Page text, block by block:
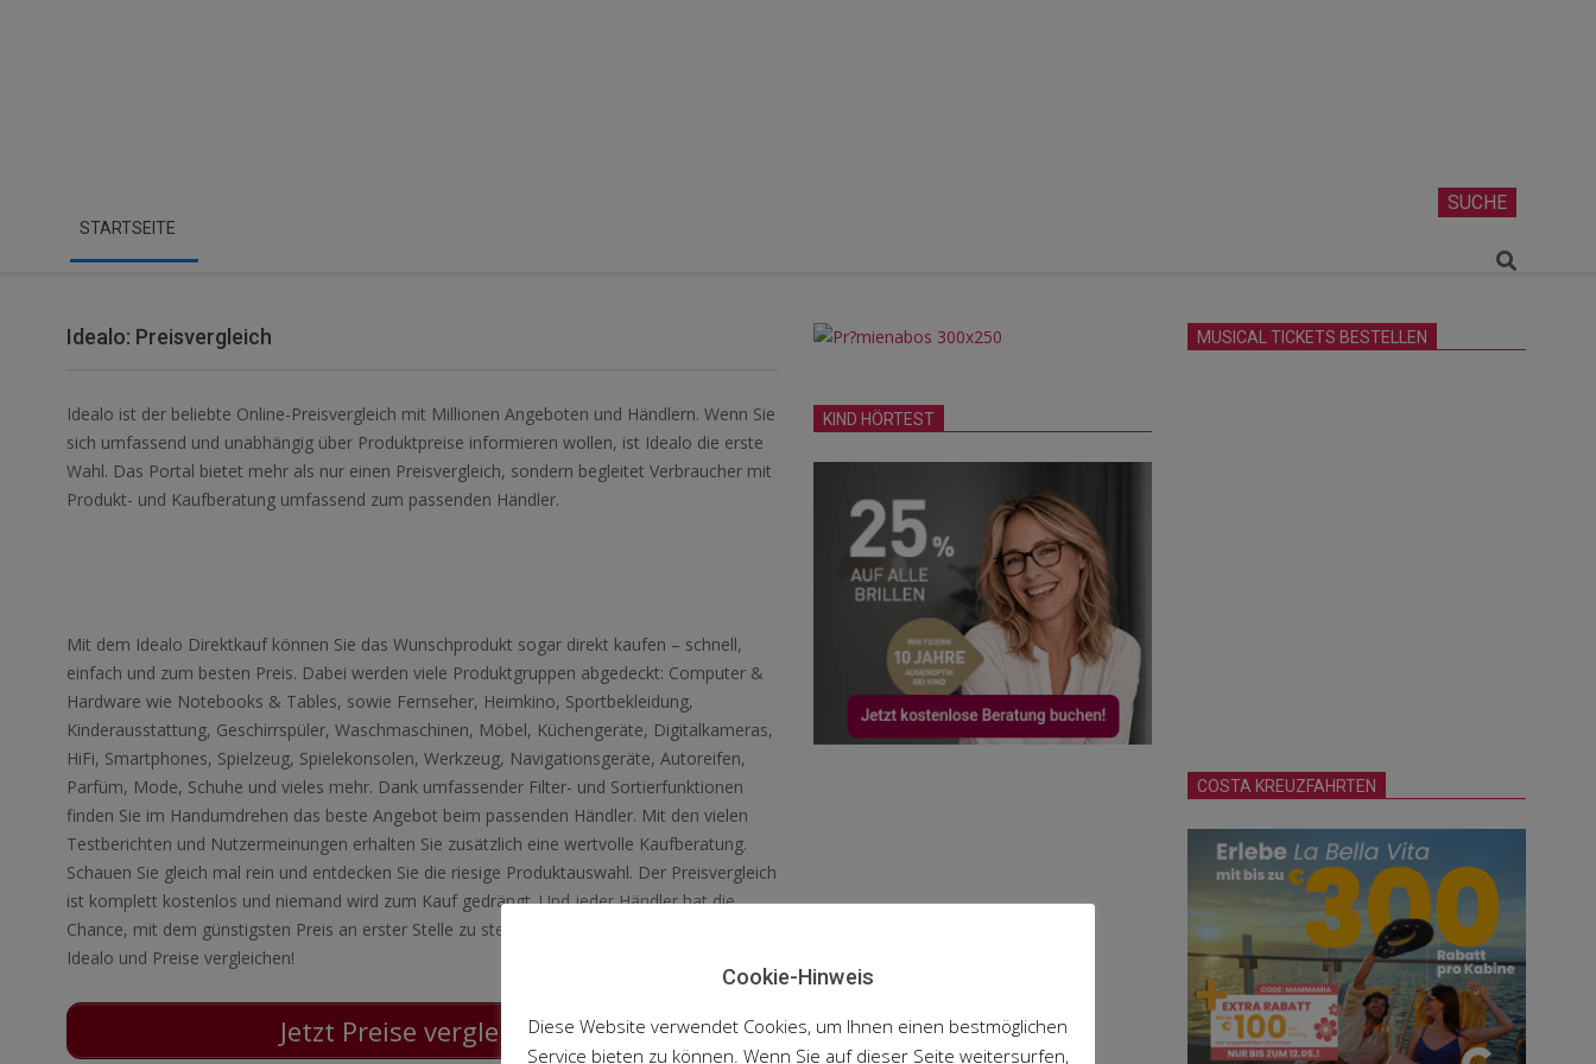
Navigation
Menu
STARTSEITE
SUCHE
Search
Idealo: Preisvergleich
Idealo ist der beliebte Online-Preisvergleich mit Millionen Angeboten und Händlern. Wenn Sie
sich umfassend und unabhängig über Produktpreise informieren wollen, ist Idealo die erste
Wahl. Das Portal bietet mehr als nur einen Preisvergleich, sondern begleitet Verbraucher mit
Produkt- und Kaufberatung umfassend zum passenden Händler.
Mit dem Idealo Direktkauf können Sie das Wunschprodukt sogar direkt kaufen – schnell,
einfach und zum besten Preis. Dabei werden viele Produktgruppen abgedeckt: Computer &
Hardware wie Notebooks & Tables, sowie Fernseher, Heimkino, Sportbekleidung,
Kinderausstattung, Geschirrspüler, Waschmaschinen, Möbel, Küchengeräte, Digitalkameras,
HiFi, Smartphones, Spielzeug, Spielekonsolen, Werkzeug, Navigationsgeräte, Autoreifen,
Parfüm, Mode, Schuhe und vieles mehr. Dank umfassender Filter- und Sortierfunktionen
finden Sie im Handumdrehen das beste Angebot beim passenden Händler. Mit den vielen
Testberichten und Nutzermeinungen erhalten Sie zusätzlich eine wertvolle Kaufberatung.
Schauen Sie gleich mal rein und entdecken Sie die riesige Produktauswahl. Der Preisvergleich
ist komplett kostenlos und niemand wird zum Kauf gedrängt. Und jeder Händler hat die
Chance, mit dem günstigsten Preis an erster Stelle zu stehen. Also, vor dem Kauf erst zu
Idealo und Preise vergleichen!
Jetzt Preise vergleichen
KIND HÖRTEST
MUSICAL TICKETS BESTELLEN
COSTA KREUZFAHRTEN
Cookie-Hinweis
Diese Website verwendet Cookies, um Ihnen einen bestmöglichen
Service bieten zu können. Wenn Sie auf dieser Seite weitersurfen,